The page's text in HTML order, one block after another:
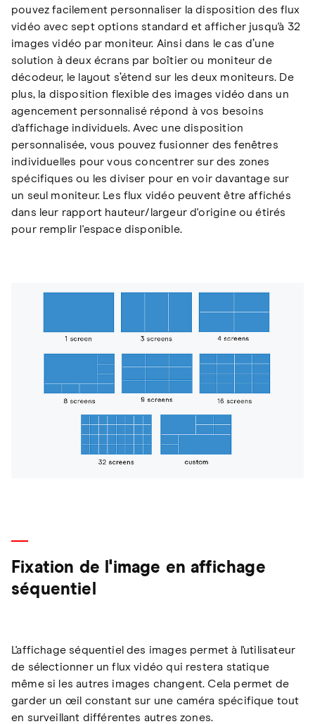
pouvez facilement personnaliser la disposition des flux
vidéo avec sept options standard et afficher jusqu'à 32
images vidéo par moniteur. Ainsi dans le cas d’une
solution à deux écrans par boîtier ou moniteur de
décodeur, le layout s’étend sur les deux moniteurs. De
plus, la disposition flexible des images vidéo dans un
agencement personnalisé répond à vos besoins
d'affichage individuels. Avec une disposition
personnalisée, vous pouvez fusionner des fenêtres
individuelles pour vous concentrer sur des zones
spécifiques ou les diviser pour en voir davantage sur
un seul moniteur. Les flux vidéo peuvent être affichés
dans leur rapport hauteur/largeur d'origine ou étirés
pour remplir l'espace disponible.
Fixation de l'image en affichage
séquentiel
L'affichage séquentiel des images permet à l'utilisateur
de sélectionner un flux vidéo qui restera statique
même si les autres images changent. Cela permet de
garder un œil constant sur une caméra spécifique tout
en surveillant différentes autres zones.